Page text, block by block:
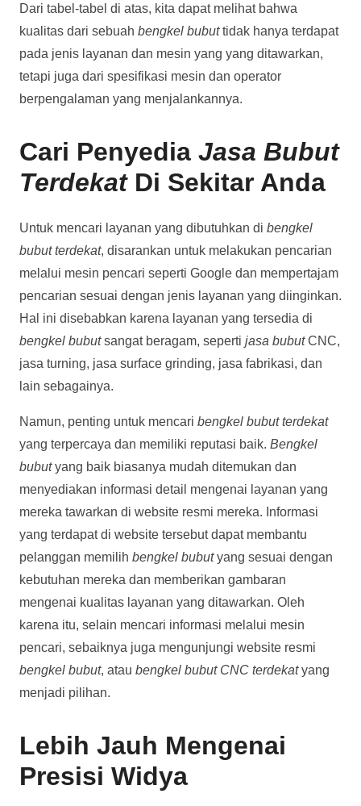
Dari tabel-tabel di atas, kita dapat melihat bahwa
kualitas dari sebuah bengkel bubuttidak hanya terdapat
pada jenis layanan dan mesin yang yang ditawarkan,
tetapi juga dari spesifikasi mesin dan operator
berpengalaman yang menjalankannya.
Cari Penyedia Jasa Bubut
TerdekatDi Sekitar Anda
Untuk mencari layanan yang dibutuhkan di bengkel
bubut terdekat, disarankan untuk melakukan pencarian
melalui mesin pencari seperti Google dan mempertajam
pencarian sesuai dengan jenis layanan yang diinginkan.
Hal ini disebabkan karena layanan yang tersedia di
bengkel bubutsangat beragam, seperti jasa bubutCNC,
jasa turning, jasa surface grinding, jasa fabrikasi, dan
lain sebagainya.
Namun, penting untuk mencari bengkel bubut terdekat
yang terpercaya dan memiliki reputasi baik. Bengkel
bubutyang baik biasanya mudah ditemukan dan
menyediakan informasi detail mengenai layanan yang
mereka tawarkan di website resmi mereka. Informasi
yang terdapat di website tersebut dapat membantu
pelanggan memilih bengkel bubutyang sesuai dengan
kebutuhan mereka dan memberikan gambaran
mengenai kualitas layanan yang ditawarkan. Oleh
karena itu, selain mencari informasi melalui mesin
pencari, sebaiknya juga mengunjungi website resmi
bengkel bubut, atau bengkel bubut CNC terdekatyang
menjadi pilihan.
Lebih Jauh Mengenai
Presisi Widya